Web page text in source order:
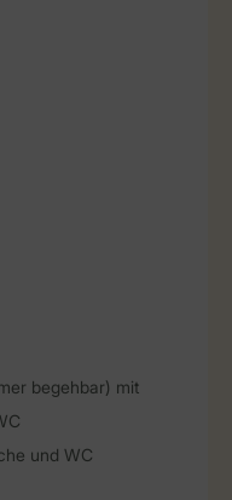
begehbar) mit
und WC